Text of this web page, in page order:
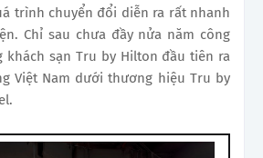
trình chuyển đổi diễn ra rất nhanh
Chỉ sau chưa đầy nửa năm công
khách sạn Tru by Hilton đầu tiên ra
Việt Nam dưới thương hiệu Tru by